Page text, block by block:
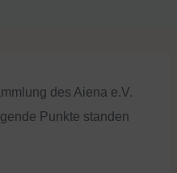
des Aiena e.V.
Punkte standen